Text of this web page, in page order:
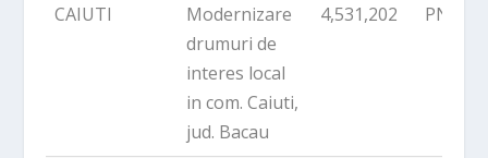
CAIUTI
Modernizare
drumuri de
interes local
in com. Caiuti,
jud. Bacau
4,531,202 PNDR